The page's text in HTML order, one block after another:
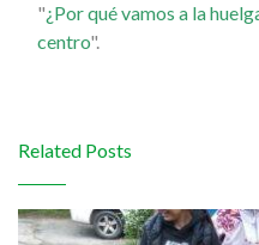
"¿Por qué vamos a la
centro".
Related Posts